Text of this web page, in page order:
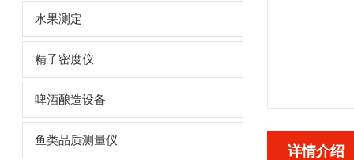
水果测定
精子密度仪
啤酒酿造设备
鱼类品质测量仪
详情介绍